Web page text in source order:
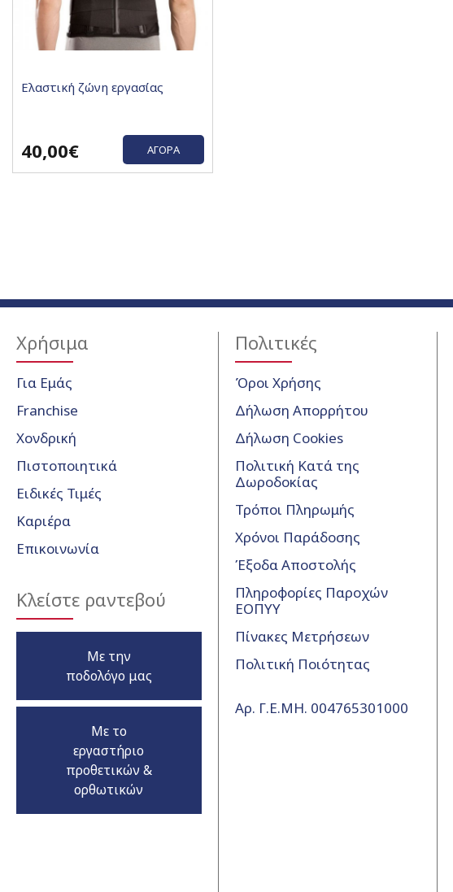
Ελαστική ζώνη εργασίας
40,00€ ΑΓΟΡΆ
Χρήσιμα
Για Εμάς
Franchise
Χονδρική
Πιστοποιητικά
Ειδικές Τιμές
Καριέρα
Επικοινωνία
Κλείστε ραντεβού
Με την
ποδολόγο μας
Με το
εργαστήριο
προθετικών &
ορθωτικών
Πολιτικές
Όροι Χρήσης
Δήλωση Απορρήτου
Δήλωση Cookies
Πολιτική Κατά της
Δωροδοκίας
Τρόποι Πληρωμής
Χρόνοι Παράδοσης
Έξοδα Αποστολής
Πληροφορίες Παροχών
ΕΟΠΥΥ
Πίνακες Μετρήσεων
Πολιτική Ποιότητας
Αρ. Γ.Ε.ΜΗ. 004765301000